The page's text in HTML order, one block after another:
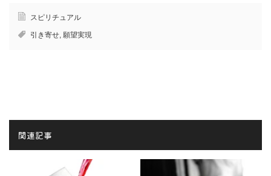
スピリチュアル
引き寄せ, 願望実現
関連記事